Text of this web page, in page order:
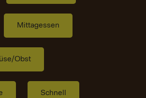
Mittagessen
Obst
Schnell